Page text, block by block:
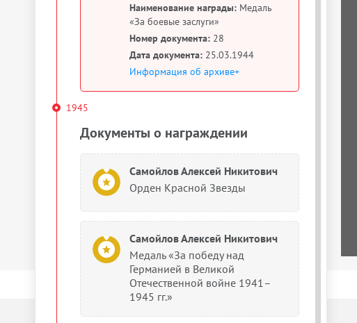
Наименование награды: Медаль
«За боевые заслуги»
Номер документа: 28
Дата документа: 25.03.1944
Информация об архиве+
1945
Документы о награждении
Самойлов Алексей Никитович
Орден Красной Звезды
Самойлов Алексей Никитович
Медаль «За победу над
Германией в Великой
Отечественной войне 1941–
1945 гг.»